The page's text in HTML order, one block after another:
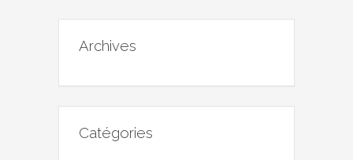
Archives
Catégories